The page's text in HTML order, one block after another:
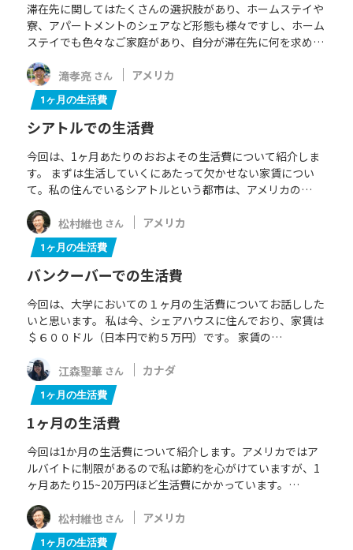
滞在先に関してはたくさんの選択肢があり、ホームステイや
寮、アパートメントのシェアなど形態も様々ですし、ホーム
ステイでも色々なご家庭があり、自分が滞在先に何を求め…
滝孝亮 さん アメリカ
1ヶ月の生活費
シアトルでの生活費
今回は、1ヶ月あたりのおおよその生活費について紹介しま
す。 まずは生活していくにあたって欠かせない家賃につい
て。私の住んでいるシアトルという都市は、アメリカの…
松村維也 さん アメリカ
1ヶ月の生活費
バンクーバーでの生活費
今回は、大学においての１ヶ月の生活費についてお話しした
いと思います。 私は今、シェアハウスに住んでおり、家賃は
＄６００ドル（日本円で約５万円）です。 家賃の…
江森聖華 さん カナダ
1ヶ月の生活費
1ヶ月の生活費
今回は1か月の生活費について紹介します。アメリカではア
ルバイトに制限があるので私は節約を心がけていますが、1
ヶ月あたり15~20万円ほど生活費にかかっています。…
松村維也 さん アメリカ
1ヶ月の生活費